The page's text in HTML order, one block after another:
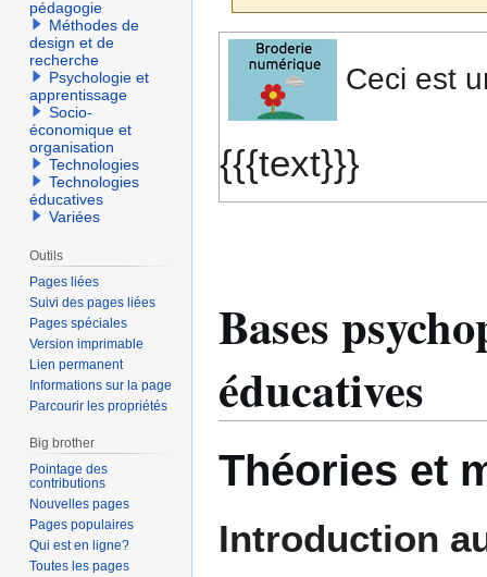
Aller
navigation
Aller
recherche
Ceci est
{{{text}}}
Bases
éducatives
Théories et
Introduction
pédagogie
Méthodes de
design et de
recherche
Psychologie et
apprentissage
Socio-
économique et
organisation
Technologies
Technologies
éducatives
Variées
Outils
Pages liées
Suivi des pages liées
Pages spéciales
Version imprimable
Lien permanent
Informations sur la page
Parcourir les propriétés
Big brother
Pointage des
contributions
Nouvelles pages
Pages populaires
Qui est en ligne?
Toutes les pages